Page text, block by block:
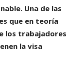
Una de las
que en teoría
los trabajadores
la visa